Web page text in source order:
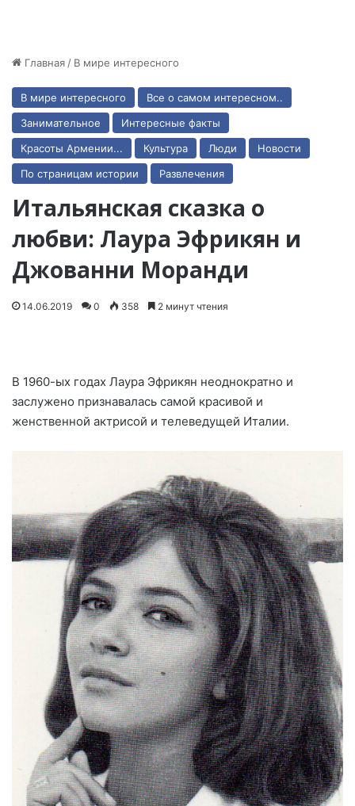
Главная / В мире интересного
В мире интересного
Все о самом интересном..
Занимательное
Интересные факты
Красоты Армении...
Культура Люди
Новости
По страницам истории
Развлечения
Итальянская сказка о
любви: Лаура Эфрикян и
Джованни Моранди
14.06.2019 0 358 2 минут чтения
В 1960-ых годах Лаура Эфрикян неоднократно и
заслужено признавалась самой красивой и
женственной актрисой и телеведущей Италии.